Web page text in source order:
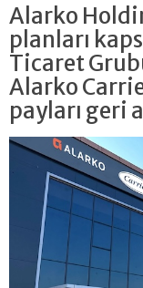
Alarko
planları
Ticaret
Alarko
payları geri